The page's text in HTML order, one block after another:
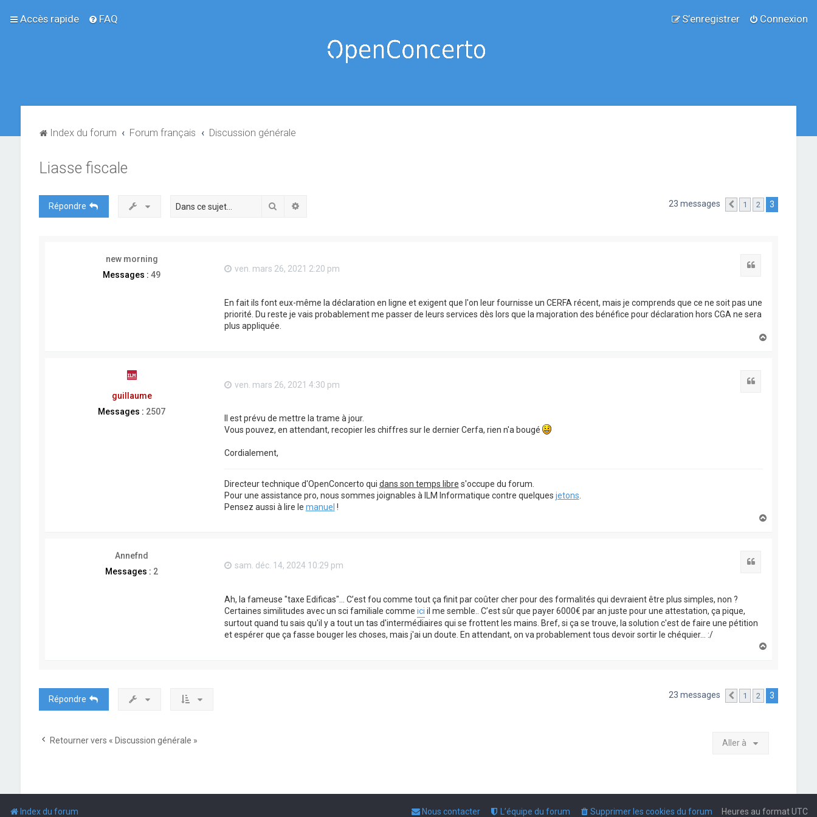
Accès rapide FAQ Connexion
S’enregistrer
Index du forum Forum français Discussion générale
Liasse fiscale
Répondre Rechercher 23 messages Précédente
1 2 3
new morning
Messages : 49
ven. mars 26, 2021 2:20 pm
En fait ils font eux-même la déclaration en ligne et exigent que l'on leur fournisse un CERFA récent, mais je comprends que ce ne soit pas une
priorité. Du reste je vais probablement me passer de leurs services dès lors que la majoration des bénéfice pour déclaration hors CGA ne sera
plus appliquée.
guillaume
Messages : 2507
ven. mars 26, 2021 4:30 pm
Il est prévu de mettre la trame à jour.
Vous pouvez, en attendant, recopier les chiffres sur le dernier Cerfa, rien n'a bougé
Cordialement,
Directeur technique d'OpenConcerto qui dans son temps libre s'occupe du forum.
Pour une assistance pro, nous sommes joignables à ILM Informatique contre quelques jetons
Pensez aussi à lire le manuel !
Annefnd
Messages : 2
sam. déc. 14, 2024 10:29 pm
Ah, la fameuse "taxe Edificas"... C’est fou comme tout ça finit par coûter cher pour des formalités qui devraient être plus simples, non ?
Certaines similitudes avec un sci familiale comme ici il me semble.. C’est sûr que payer 6000€ par an juste pour une attestation, ça pique,
surtout quand tu sais qu'il y a tout un tas d'intermédiaires qui se frottent les mains. Bref, si ça se trouve, la solution c'est de faire une pétition
et espérer que ça fasse bouger les choses, mais j'ai un doute. En attendant, on va probablement tous devoir sortir le chéquier... :/
Répondre 23 messages Précédente
1 2 3
Retourner vers « Discussion générale » Aller à
Index du forum Heures au formatUTC
Supprimer les cookies du forum
L’équipe du forum
Nous contacter